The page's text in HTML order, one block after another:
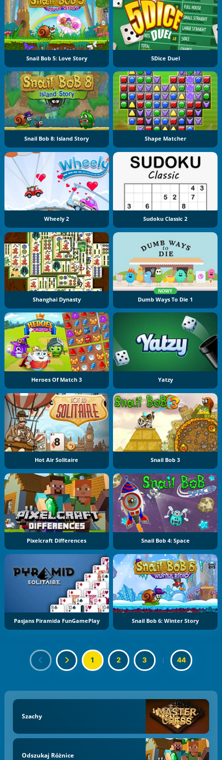
Snail Bob 5: Love Story 5Dice Duel
Snail Bob 8: Island Story Shape Matcher
Wheely 2 Sudoku Classic 2
Shanghai Dynasty
NOWY
Dumb Ways To Die 1
Heroes Of Match 3 Yatzy
Hot Air Solitaire Snail Bob 3
Pixelcraft Differences Snail Bob 4: Space
Pasjans Piramida FunGamePlay Snail Bob 6: Winter Story
1 2 3 | 44
Szachy
Odszukaj Różnice